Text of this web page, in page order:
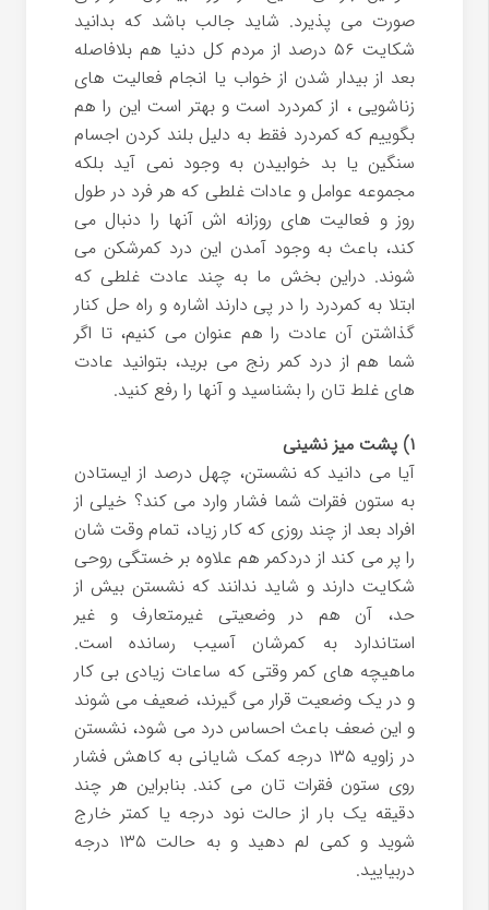
صورت می پذیرد. شاید جالب باشد که بدانید
شکایت ۵۶ درصد از مردم کل دنیا هم بلافاصله
بعد از بیدار شدن از خواب یا انجام فعالیت های
زناشویی ، از کمردرد است و بهتر است این را هم
بگوییم که کمردرد فقط به دلیل بلند کردن اجسام
سنگین یا بد خوابیدن به وجود نمی آید بلکه
مجموعه عوامل و عادات غلطی که هر فرد در طول
روز و فعالیت های روزانه اش آنها را دنبال می
کند، باعث به وجود آمدن این درد کمرشکن می
شوند. دراین بخش ما به چند عادت غلطی که
ابتلا به کمردرد را در پی دارند اشاره و راه حل کنار
گذاشتن آن عادت را هم عنوان می کنیم، تا اگر
شما هم از درد کمر رنج می برید، بتوانید عادت
های غلط تان را بشناسید و آنها را رفع کنید.
۱) پشت میز نشینی
آیا می دانید که نشستن، چهل درصد از ایستادن
به ستون فقرات شما فشار وارد می کند؟ خیلی از
افراد بعد از چند روزی که کار زیاد، تمام وقت شان
را پر می کند از دردکمر هم علاوه بر خستگی روحی
شکایت دارند و شاید ندانند که نشستن بیش از
حد، آن هم در وضعیتی غیرمتعارف و غیر
استاندارد به کمرشان آسیب رسانده است.
ماهیچه های کمر وقتی که ساعات زیادی بی کار
و در یک وضعیت قرار می گیرند، ضعیف می شوند
و این ضعف باعث احساس درد می شود، نشستن
در زاویه ۱۳۵ درجه کمک شایانی به کاهش فشار
روی ستون فقرات تان می کند. بنابراین هر چند
دقیقه یک بار از حالت نود درجه یا کمتر خارج
شوید و کمی لم دهید و به حالت ۱۳۵ درجه
دربیایید.